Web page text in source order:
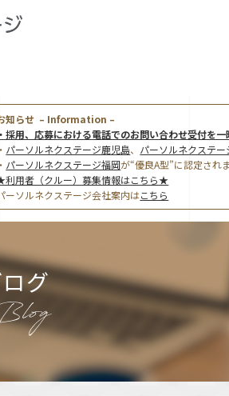
知らせ – Information –
・採用、応募における電話でのお問い合わせ受付を
・ パーソルネクステージ鹿児島、 パーソルネクステー
・ パーソルネクステージ福岡が“優良A型”に認定され
用者（クルー）募集情報はこちら★
ーソルネクステージ会社案内はこちら
グ